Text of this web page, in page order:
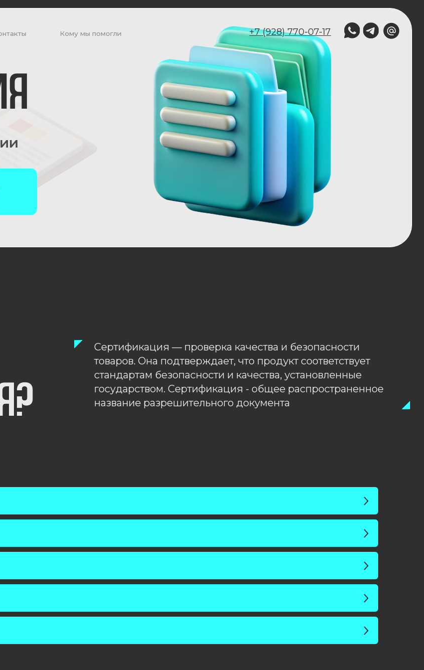
Кому мы помогли
Кому мы помогли +7 (928) 770-07-17
государством. Сертификация - общее распространенное
название разрешительного документа